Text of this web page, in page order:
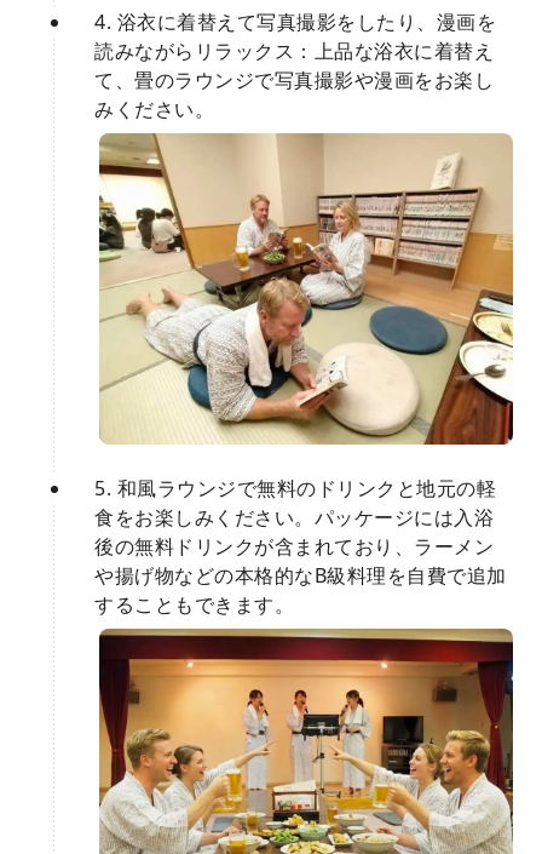
4. 浴衣に着替えて写真撮影をしたり、漫画を
読みながらリラックス：上品な浴衣に着替え
て、畳のラウンジで写真撮影や漫画をお楽し
みください。
5. 和風ラウンジで無料のドリンクと地元の軽
食をお楽しみください。パッケージには入浴
後の無料ドリンクが含まれており、ラーメン
や揚げ物などの本格的なB級料理を自費で追加
することもできます。